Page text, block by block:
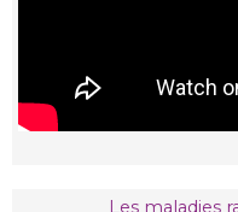
Les maladies